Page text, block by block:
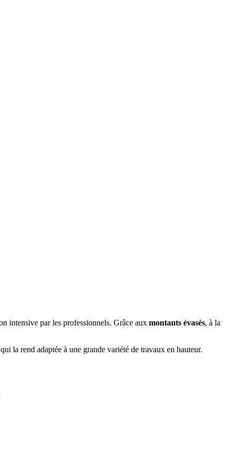
intensive par les professionnels. Grâce aux montants évasés, à la
la rend adaptée à une grande variété de travaux en hauteur.